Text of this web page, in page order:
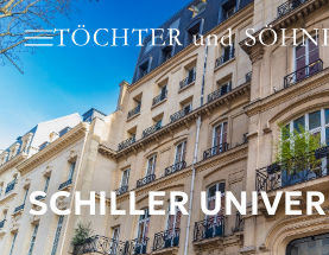
SCHILLER